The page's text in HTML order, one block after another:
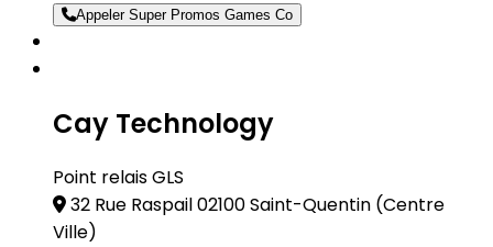
Appeler Super Promos Games Co
Cay Technology
Point relais GLS
32 Rue Raspail 02100 Saint-Quentin (Centre
Ville)